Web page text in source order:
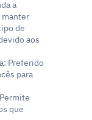
a
de
aos
Preferido
para
que